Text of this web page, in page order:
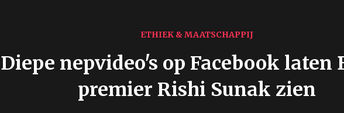
ETHIEK & MAATSCHAPPIJ
Diepe nepvideo's op Facebook laten
premier Rishi Sunak zien